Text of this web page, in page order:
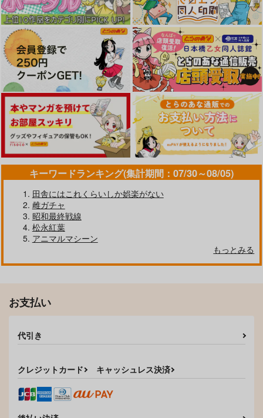
キーワードランキング(集計期間：07/30～08/05)
田舎にはこれくらいしか娯楽がない
雌ガチャ
昭和最終戦線
松永紅葉
アニマルマシーン
もっとみる
お支払い
代引き
クレジットカード キャッシュレス決済